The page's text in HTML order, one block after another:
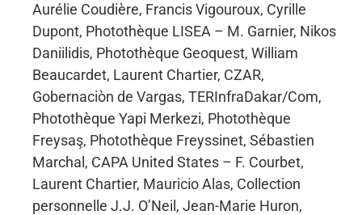
Aurélie Coudière, Francis Vigouroux, Cyrille
Dupont, Photothèque LISEA – M. Garnier, Nikos
Daniilidis, Photothèque Geoquest, William
Beaucardet, Laurent Chartier, CZAR,
Gobernaciòn de Vargas, TERInfraDakar/Com,
Photothèque Yapi Merkezi, Photothèque
Freysaş, Photothèque Freyssinet, Sébastien
Marchal, CAPA United States – F. Courbet,
Laurent Chartier, Mauricio Alas, Collection
personnelle J.J. O’Neil, Jean-Marie Huron,